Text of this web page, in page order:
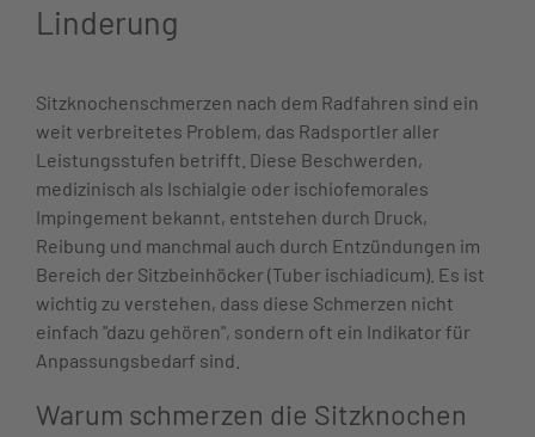
Linderung
Sitzknochenschmerzen nach dem Radfahren sind ein
weit verbreitetes Problem, das Radsportler aller
Leistungsstufen betrifft. Diese Beschwerden,
medizinisch als Ischialgie oder ischiofemorales
Impingement bekannt, entstehen durch Druck,
Reibung und manchmal auch durch Entzündungen im
Bereich der Sitzbeinhöcker (Tuber ischiadicum). Es ist
wichtig zu verstehen, dass diese Schmerzen nicht
einfach "dazu gehören", sondern oft ein Indikator für
Anpassungsbedarf sind.
Warum schmerzen die Sitzknochen